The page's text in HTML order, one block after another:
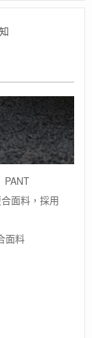
PANT
面料，採用
面料